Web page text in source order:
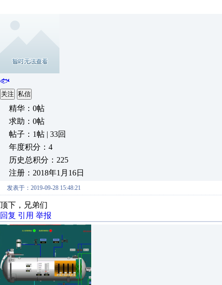
🐟
关注 私信
精华：0帖
求助：0帖
帖子：1帖 | 33回
年度积分：4
历史总积分：225
注册：2018年1月16日
发表于：2019-09-28 15:48:21
顶下，兄弟们
回复 引用 举报